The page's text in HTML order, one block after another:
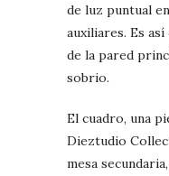
de luz puntual
auxiliares. Es
de la pared
sobrio.
El cuadro, una
Dieztudio
mesa